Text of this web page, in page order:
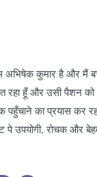
अभिषेक कुमार है और मैं
रहा हूँ और उसी पैशन
पहुँचाने का प्रयास कर
उपयोगी, रोचक और